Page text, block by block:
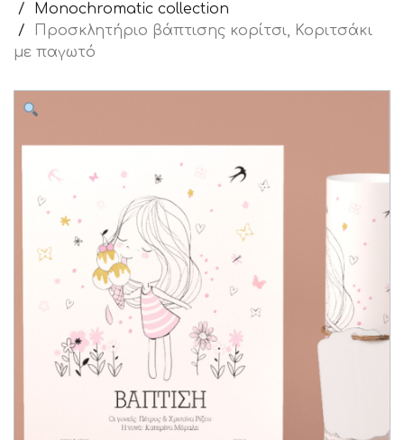
Monochromatic collection
Προσκλητήριο βάπτισης κορίτσι, Κοριτσάκι
με παγωτό